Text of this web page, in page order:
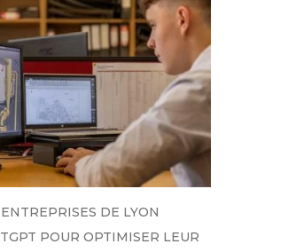
DE LYON
POUR OPTIMISER LEUR